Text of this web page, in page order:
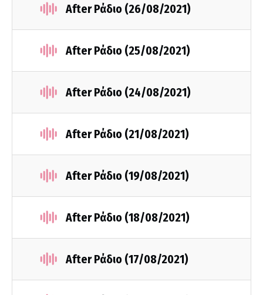
After Ράδιο (26/08/2021)
After Ράδιο (25/08/2021)
After Ράδιο (24/08/2021)
After Ράδιο (21/08/2021)
After Ράδιο (19/08/2021)
After Ράδιο (18/08/2021)
After Ράδιο (17/08/2021)